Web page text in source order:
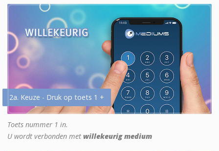
2a. Keuze - Druk op toets 1 +
Toets nummer 1 in.
U wordt verbonden met willekeurig medium